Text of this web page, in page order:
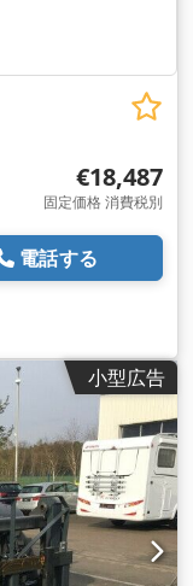
€18,487
固定価格 消費税別
電話する
小型広告